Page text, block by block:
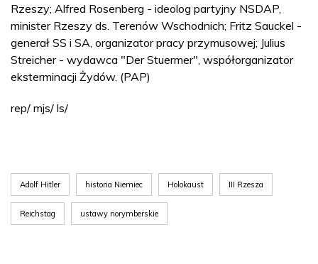
Rzeszy; Alfred Rosenberg - ideolog partyjny NSDAP,
minister Rzeszy ds. Terenów Wschodnich; Fritz Sauckel -
generał SS i SA, organizator pracy przymusowej; Julius
Streicher - wydawca "Der Stuermer", współorganizator
eksterminacji Żydów. (PAP)
rep/ mjs/ ls/
Adolf Hitler historia Niemiec Holokaust III Rzesza
Reichstag ustawy norymberskie